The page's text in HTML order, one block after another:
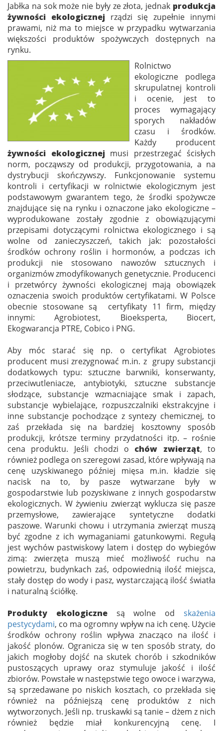
Jabłka na sok może nie były ze złota, jednak produkcja
żywności ekologicznej rządzi się zupełnie innymi
prawami, niż ma to miejsce w przypadku wytwarzania
większości produktów spożywczych dostępnych na
rynku.
Rolnictwo
ekologiczne podlega
skrupulatnej kontroli
i ocenie, jest to
proces wymagający
sporych nakładów
czasu i środków.
Każdy producent
żywności ekologicznej musi przestrzegać ścisłych
norm, począwszy od produkcji, przygotowania, a na
dystrybucji skończywszy. Funkcjonowanie systemu
kontroli i certyfikacji w rolnictwie ekologicznym jest
podstawowym gwarantem tego, że środki spożywcze
znajdujące się na rynku i oznaczone jako ekologiczne –
wyprodukowane zostały zgodnie z obowiązującymi
przepisami dotyczącymi rolnictwa ekologicznego i są
wolne od zanieczyszczeń, takich jak: pozostałości
środków ochrony roślin i hormonów, a podczas ich
produkcji nie stosowano nawozów sztucznych i
organizmów zmodyfikowanych genetycznie. Producenci
i przetwórcy żywności ekologicznej mają obowiązek
oznaczenia swoich produktów certyfikatami. W Polsce
obecnie stosowane są certyfikaty 11 firm, między
innymi: Agrobiotest, Bioeksperta, Biocert,
Ekogwarancja PTRE, Cobico i PNG.
Aby móc starać się np. o certyfikat Agrobiotes
producent musi zrezygnować m.in. z grupy substancji
dodatkowych typu: sztuczne barwniki, konserwanty,
przeciwutleniacze, antybiotyki, sztuczne substancje
słodzące, substancje wzmacniające smak i zapach,
substancje wybielające, rozpuszczalniki ekstrakcyjne i
inne substancje pochodzące z syntezy chemicznej, to
zaś przekłada się na bardziej kosztowny sposób
produkcji, krótsze terminy przydatności itp. – rośnie
cena produktu. Jeśli chodzi o chów zwierząt, to
również podlega on szeregowi zasad, które wpływają na
cenę uzyskiwanego później mięsa m.in. kładzie się
nacisk na to, by pasze wytwarzane były w
gospodarstwie lub pozyskiwane z innych gospodarstw
ekologicznych. W żywieniu zwierząt wyklucza się pasze
przemysłowe, zawierające syntetyczne dodatki
paszowe. Warunki chowu i utrzymania zwierząt muszą
być zgodne z ich wymaganiami gatunkowymi. Regułą
jest wychów pastwiskowy latem i dostęp do wybiegów
zimą: zwierzęta muszą mieć możliwość ruchu na
powietrzu, budynkach zaś, odpowiednią ilość miejsca,
stały dostęp do wody i pasz, wystarczającą ilość światła
i naturalną ściółkę.
Produkty ekologicznesą wolne odskażenia
pestycydami, co ma ogromny wpływ na ich cenę. Użycie
środków ochrony roślin wpływa znacząco na ilość i
jakość plonów. Ogranicza się w ten sposób straty, do
jakich mogłoby dojść na skutek chorób i szkodników
pustoszących uprawy oraz stymuluje jakość i ilość
zbiorów. Powstałe w następstwie tego owoce i warzywa,
są sprzedawane po niskich kosztach, co przekłada się
również na późniejszą cenę produktów z nich
wytworzonych. Jeśli np. truskawki są tanie – dżem z nich
również będzie miał konkurencyjną cenę. I